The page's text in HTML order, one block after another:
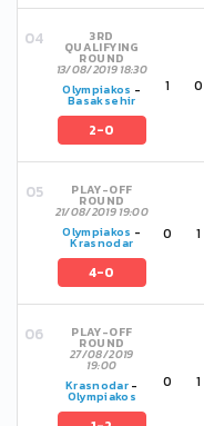
3RD
QUALIFYING
ROUND
13/08/2019 18:30
Olympiakos -
Basaksehir
2-0
1 0
PLAY-OFF
ROUND
21/08/2019 19:00
Olympiakos -
Krasnodar
4-0
0 1
PLAY-OFF
ROUND
27/08/2019
19:00
Krasnodar -
Olympiakos
0 1